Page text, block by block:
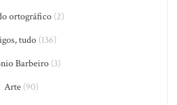
ortográfico(2)
tudo (136)
Barbeiro(3)
Arte(90)